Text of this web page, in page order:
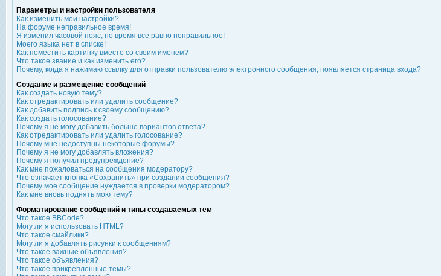
Параметры и настройки пользователя
Как изменить мои настройки?
На форуме неправильное время!
Я изменил часовой пояс, но время все равно неправильное!
Моего языка нет в списке!
Как поместить картинку вместе со своим именем?
Что такое звание и как изменить его?
Почему, когда я нажимаю ссылку для отправки пользователю электронного сообщения, появляется страница входа?
Создание и размещение сообщений
Как создать новую тему?
Как отредактировать или удалить сообщение?
Как добавить подпись к своему сообщению?
Как создать голосование?
Почему я не могу добавить больше вариантов ответа?
Как отредактировать или удалить голосование?
Почему мне недоступны некоторые форумы?
Почему я не могу добавлять вложения?
Почему я получил предупреждение?
Как мне пожаловаться на сообщения модератору?
Что означает кнопка «Сохранить» при создании сообщения?
Почему мое сообщение нуждается в проверки модератором?
Как мне вновь поднять мою тему?
Форматирование сообщений и типы создаваемых тем
Что такое BBCode?
Могу ли я использовать HTML?
Что такое смайлики?
Могу ли я добавлять рисунки к сообщениям?
Что такое важные объявления?
Что такое объявления?
Что такое прикрепленные темы?